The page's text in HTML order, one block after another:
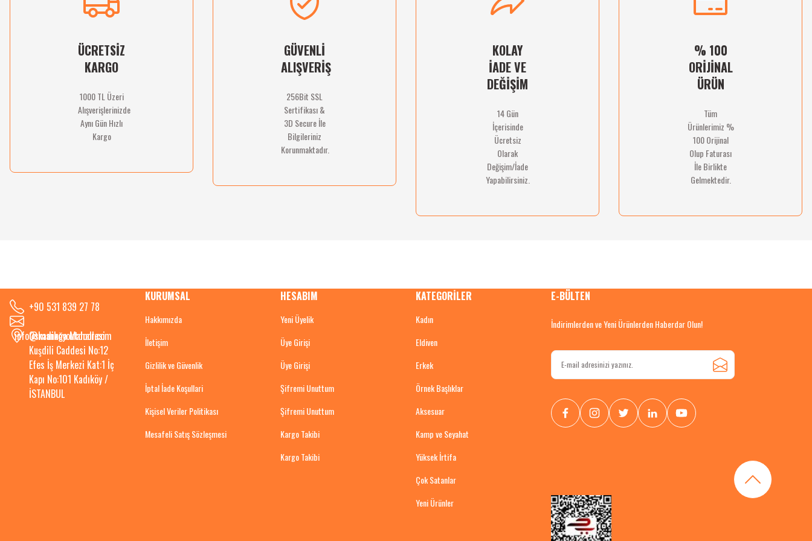
Ürün bilgilerinde hatalar bulunuyor.
ÜCRETSİZ
KARGO
1000 TL Üzeri
Alışverişlerinizde
Aynı Gün Hızlı
Kargo
GÜVENLİ
ALIŞVERİŞ
256Bit SSL
Sertifikası &
3D Secure İle
Bilgileriniz
Korunmaktadır.
KOLAY
İADE VE
DEĞİŞİM
14 Gün
İçerisinde
Ücretsiz
Olarak
Değişim/İade
Yapabilirsiniz.
% 100
ORİJİNAL
ÜRÜN
Tüm
Ürünlerimiz %
100 Orijinal
Olup Faturası
İle Birlikte
Gelmektedir.
+90 531 839 27 78
info@kadikoyoutdoor.com
Osmanağa Mahallesi
Kuşdili Caddesi No:12
Efes İş Merkezi Kat:1 İç
Kapı No:101 Kadıköy /
İSTANBUL
KURUMSAL
Hakkımızda
İletişim
Gizlilik ve Güvenlik
İptal İade Koşullari
Kişisel Veriler Politikası
Mesafeli Satış Sözleşmesi
HESABIM
Yeni Üyelik
Üye Girişi
Üye Girişi
Şifremi Unuttum
Şifremi Unuttum
Kargo Takibi
Kargo Takibi
KATEGORİLER
Kadın
Eldiven
Erkek
Örnek Başlıklar
Aksesuar
Kamp ve Seyahat
Yüksek İrtifa
Çok Satanlar
Yeni Ürünler
E-BÜLTEN
İndirimlerden ve Yeni Ürünlerden Haberdar Olun!